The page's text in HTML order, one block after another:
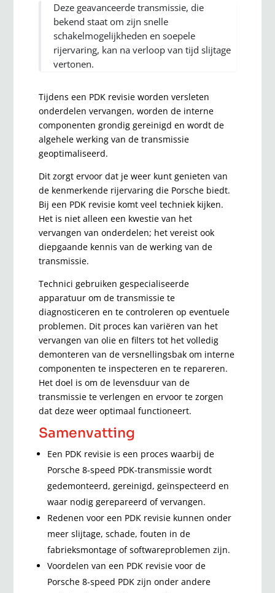
Deze geavanceerde transmissie, die
bekend staat om zijn snelle
schakelmogelijkheden en soepele
rijervaring, kan na verloop van tijd slijtage
vertonen.
Tijdens een PDK revisie worden versleten
onderdelen vervangen, worden de interne
componenten grondig gereinigd en wordt de
algehele werking van de transmissie
geoptimaliseerd.
Dit zorgt ervoor dat je weer kunt genieten van
de kenmerkende rijervaring die Porsche biedt.
Bij een PDK revisie komt veel techniek kijken.
Het is niet alleen een kwestie van het
vervangen van onderdelen; het vereist ook
diepgaande kennis van de werking van de
transmissie.
Technici gebruiken gespecialiseerde
apparatuur om de transmissie te
diagnosticeren en te controleren op eventuele
problemen. Dit proces kan variëren van het
vervangen van olie en filters tot het volledig
demonteren van de versnellingsbak om interne
componenten te inspecteren en te repareren.
Het doel is om de levensduur van de
transmissie te verlengen en ervoor te zorgen
dat deze weer optimaal functioneert.
Samenvatting
Een PDK revisie is een proces waarbij de
Porsche 8-speed PDK-transmissie wordt
gedemonteerd, gereinigd, geïnspecteerd en
waar nodig gerepareerd of vervangen.
Redenen voor een PDK revisie kunnen onder
meer slijtage, schade, fouten in de
fabrieksmontage of softwareproblemen zijn.
Voordelen van een PDK revisie voor de
Porsche 8-speed PDK zijn onder andere